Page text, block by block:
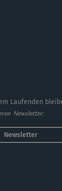
Laufenden
Newsletter:
Newsletter